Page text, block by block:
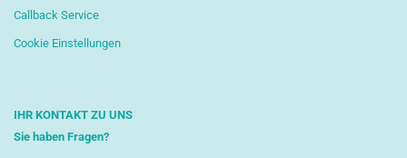
Callback Service
Cookie Einstellungen
IHR KONTAKT ZU UNS
Sie haben Fragen?